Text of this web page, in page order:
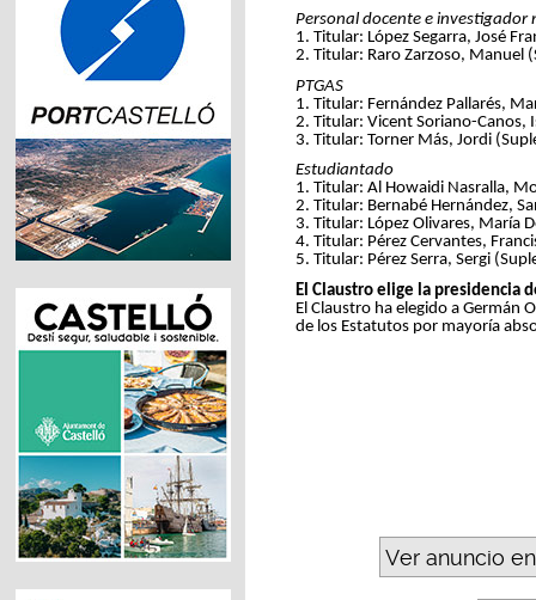
Personal docente e
1. Titular: López Segarra, José
2. Titular: Raro Zarzoso, Manuel
PTGAS
1. Titular: Fernández Pallarés,
2. Titular: Vicent Soriano-Canos,
3. Titular: Torner Más, Jordi
Estudiantado
1. Titular: Al Howaidi Nasralla,
2. Titular: Bernabé Hernández,
3. Titular: López Olivares, María
4. Titular: Pérez Cervantes,
5. Titular: Pérez Serra, Sergi
El Claustro elige la presidencia
El Claustro ha elegido a Germán
de los Estatutos por mayoría
Ver anuncio